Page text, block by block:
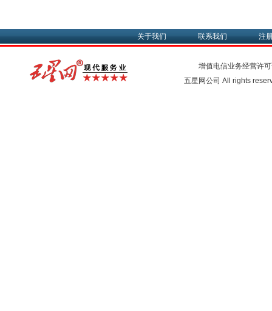
关于我们 联系我们 注
增值电信业务经营许
五星网公司 All rights